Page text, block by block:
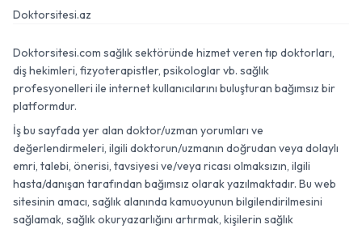
Doktorsitesi.az
Doktorsitesi.com sağlık sektöründe hizmet veren tıp doktorları,
diş hekimleri, fizyoterapistler, psikologlar vb. sağlık
profesyonelleri ile internet kullanıcılarını buluşturan bağımsız bir
platformdur.
İş bu sayfada yer alan doktor/uzman yorumları ve
değerlendirmeleri, ilgili doktorun/uzmanın doğrudan veya dolaylı
emri, talebi, önerisi, tavsiyesi ve/veya ricası olmaksızın, ilgili
hasta/danışan tarafından bağımsız olarak yazılmaktadır. Bu web
sitesinin amacı, sağlık alanında kamuoyunun bilgilendirilmesini
sağlamak, sağlık okuryazarlığını artırmak, kişilerin sağlık